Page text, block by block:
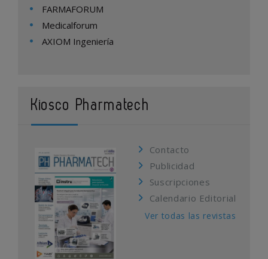
FARMAFORUM
Medicalforum
AXIOM Ingeniería
Kiosco Pharmatech
Contacto
Publicidad
Suscripciones
Calendario Editorial
Ver todas las revistas